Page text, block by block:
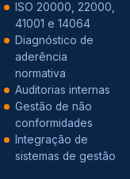
ISO 20000, 22000,
41001 e 14064
Diagnóstico de
aderência
normativa
Auditorias internas
Gestão de não
conformidades
Integração de
sistemas de gestão